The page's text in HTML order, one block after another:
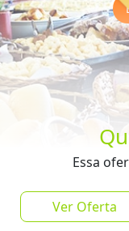
Essa
Ver Oferta